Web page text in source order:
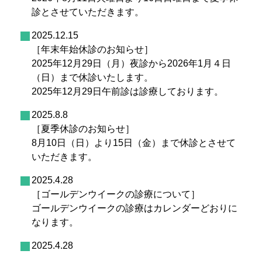
診とさせていただきます。
2025.12.15
［年末年始休診のお知らせ］
2025年12月29日（月）夜診から2026年1月４日
（日）まで休診いたします。
2025年12月29日午前診は診療しております。
2025.8.8
［夏季休診のお知らせ］
8月10日（日）より15日（金）まで休診とさせて
いただきます。
2025.4.28
［ゴールデンウイークの診療について］
ゴールデンウイークの診療はカレンダーどおりに
なります。
2025.4.28